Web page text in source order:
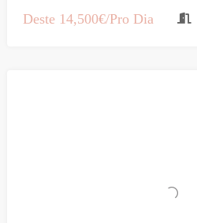
Deste 14,500€/Pro Dia